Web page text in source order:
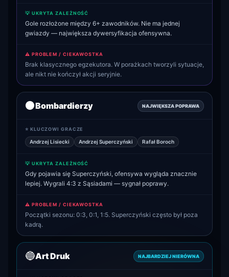
💡 UKRYTA ZALEŻNOŚĆ
Gole rozłożone między 6+ zawodników. Nie ma jednej
gwiazdy — największa dywersyfikacja ofensywna.
⚠️ PROBLEM / CIEKAWOSTKA
Brak klasycznego egzekutora. W porażkach tworzyli sytuacje,
ale nikt nie kończył akcji seryjnie.
⚫Bombardierzy NAJWIĘKSZA POPRAWA
⭐ KLUCZOWI GRACZE
Andrzej Lisiecki Andrzej Superczyński Rafał Boroch
💡 UKRYTA ZALEŻNOŚĆ
Gdy pojawia się Superczyński, ofensywa wygląda znacznie
lepiej. Wygrali 4:3 z Sąsiadami — sygnał poprawy.
⚠️ PROBLEM / CIEKAWOSTKA
Początki sezonu: 0:3, 0:1, 1:5. Superczyński często był poza
kadrą.
🔵Art Druk NAJBARDZIEJ NIERÓWNA